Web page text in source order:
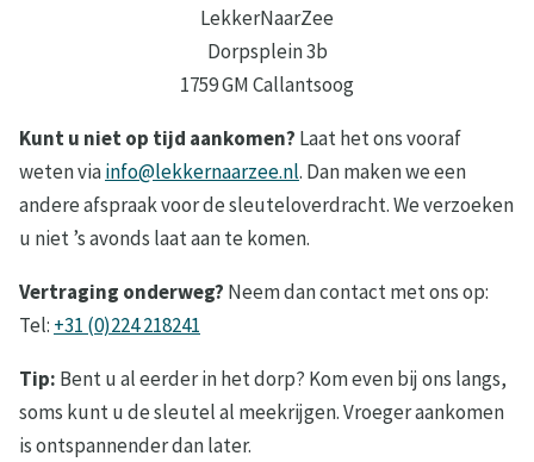
LekkerNaarZee
Dorpsplein 3b
1759 GM Callantsoog
Kunt u niet op tijd aankomen? Laat het ons vooraf
weten viainfo@lekkernaarzee.nl. Dan maken we een
andere afspraak voor de sleuteloverdracht. We verzoeken
u niet ’s avonds laat aan te komen.
Vertraging onderweg? Neem dan contact met ons op:
Tel: +31 (0)224 218241
Tip: Bent u al eerder in het dorp? Kom even bij ons langs,
soms kunt u de sleutel al meekrijgen. Vroeger aankomen
is ontspannender dan later.